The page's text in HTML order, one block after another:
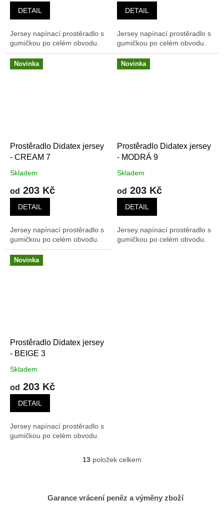
DETAIL
Jersey napínací prostěradlo s
gumičkou po celém obvodu.
DETAIL
Jersey napínací prostěradlo s
gumičkou po celém obvodu.
Novinka
Prostěradlo Didatex jersey
- CREAM 7
Skladem
od 203 Kč
DETAIL
Jersey napínací prostěradlo s
gumičkou po celém obvodu.
Novinka
Prostěradlo Didatex jersey
- MODRÁ 9
Skladem
od 203 Kč
DETAIL
Jersey napínací prostěradlo s
gumičkou po celém obvodu.
Novinka
Prostěradlo Didatex jersey
- BEIGE 3
Skladem
od 203 Kč
DETAIL
Jersey napínací prostěradlo s
gumičkou po celém obvodu.
O
d
13 položek celkem
Garance vrácení peněz a výměny zboží